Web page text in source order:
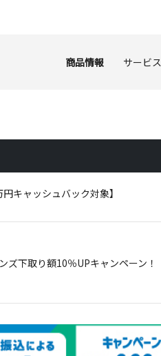
商品情報 サービス
キャッシュバック対象】
ズ下取り額10％UPキャンペーン！